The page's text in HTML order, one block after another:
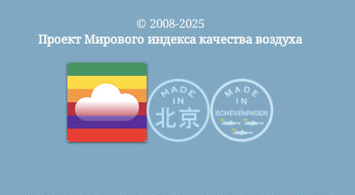
© 2008-2025
Проект Мирового индекса качества воздуха